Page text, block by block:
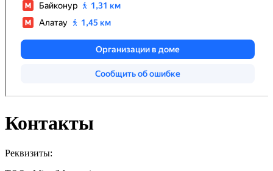
Контакты
Реквизиты: